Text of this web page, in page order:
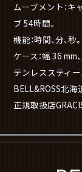
ムーブメント：キ
ブ 54時間。
機能：時間、分、秒。
ケース：幅 36
テンレススティー
BELL&ROSS北海
正規取扱店